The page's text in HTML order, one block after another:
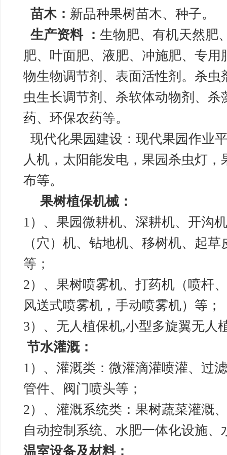
苗木： 新品种果树苗木、种子。
生产资料 ： 生物肥、有机天然肥
肥、叶面肥、液肥、冲施肥、专
物生物调节剂、表面活性剂。杀
虫生长调节剂、杀软体动物剂、
药、环保农药等。
现代化果园建设：现代果园作业
人机，太阳能发电，果园杀虫灯
布等。
果树植保机械：
1）、果园微耕机、深耕机、开沟
（穴）机、钻地机、移树机、起
等；
2）、果树喷雾机、打药机（喷杆
风送式喷雾机，手动喷雾机）等；
3）、无人植保机,小型多旋翼无人
节水灌溉：
1）、灌溉类：微灌滴灌喷灌、过
管件、阀门喷头等；
2）、灌溉系统类：果树蔬菜灌溉
自动控制系统、水肥一体化设施
温室设备及材料：